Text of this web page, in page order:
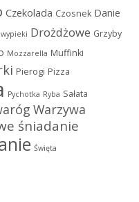
Czekolada Czosnek Danie
Drożdżowe Grzyby
Mozzarella Muffinki
Pierogi Pizza
Pychotka Ryba Sałata
Warzywa
śniadanie
Święta